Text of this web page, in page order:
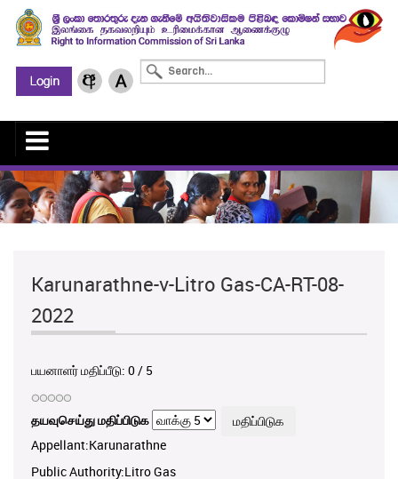
Karunarathne-v-Litro Gas-CA-RT-08-
2022
பயனாளர் மதிப்பீடு: 0/ 5
தயவுசெய்து மதிப்பிடுக
Appellant:Karunarathne
Public Authority:Litro Gas